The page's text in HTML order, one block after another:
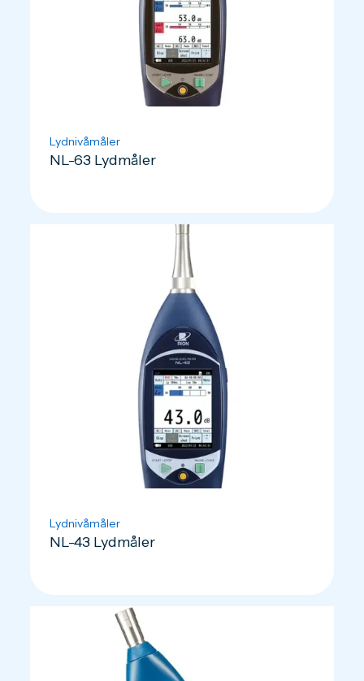
Lydnivåmåler
NL-63 Lydmåler
Lydnivåmåler
NL-43 Lydmåler